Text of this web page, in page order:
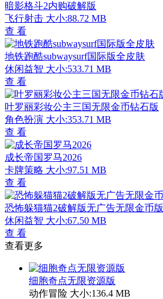
暗影格斗2内购破解版
飞行射击 大小:88.72 MB
查 看
地铁跑酷subwaysurf国际版全皮肤
休闲益智 大小:533.71 MB
查 看
叶罗丽彩妆公主三国无限金币钻石版
角色扮演 大小:353.71 MB
查 看
成长帝国罗马2026
卡牌策略 大小:97.51 MB
查 看
恐怖躲猫猫2破解版无广告无限金币版
休闲益智 大小:67.50 MB
查 看
查看更多
细胞奇点无限资源版
动作冒险 大小:136.4 MB